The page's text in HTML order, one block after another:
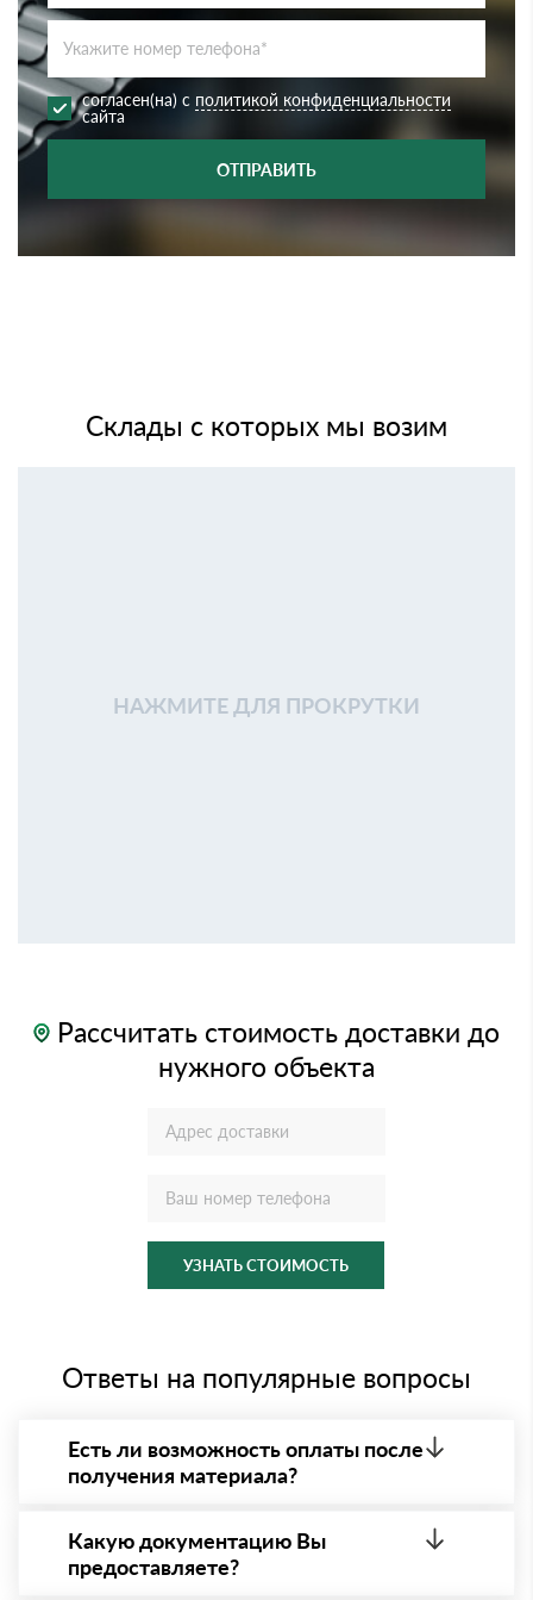
согласен(на) с политикой конфиденциальности
сайта
ОТПРАВИТЬ
Склады с которых мы возим
НАЖМИТЕ ДЛЯ ПРОКРУТКИ
Рассчитать стоимость доставки до
нужного объекта
УЗНАТЬ СТОИМОСТЬ
Ответы на популярные вопросы
Есть ли возможность оплаты после
получения материала?
- оплата по факту получения товара. При этом,
если доставленный товар был ненадлежащего
качества, то Вы вправе от него отказаться.
Какую документацию Вы
предоставляете?